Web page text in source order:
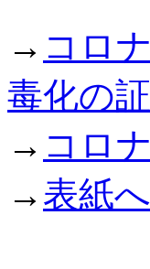
→ コロ
毒化の証
→ コロ
→ 表紙へ